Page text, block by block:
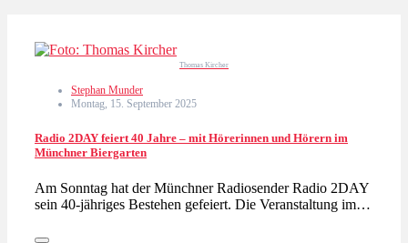
Thomas Kircher
Stephan Munder
Montag, 15. September 2025
Radio 2DAY feiert 40 Jahre – mit Hörerinnen und Hörern im
Münchner Biergarten
Am Sonntag hat der Münchner Radiosender Radio 2DAY
sein 40-jähriges Bestehen gefeiert. Die Veranstaltung im…